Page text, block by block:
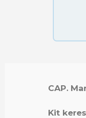
CAP.
Kit